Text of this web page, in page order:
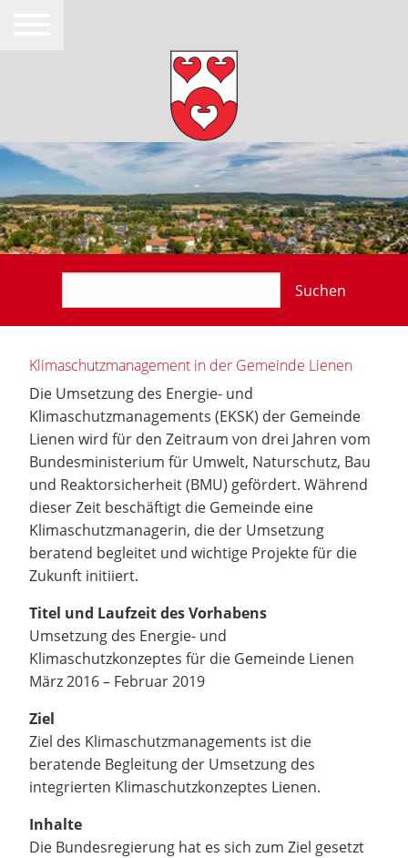
Suchen
Klimaschutzmanagement in der Gemeinde Lienen
Die Umsetzung des Energie- und
Klimaschutzmanagements (EKSK) der Gemeinde
Lienen wird für den Zeitraum von drei Jahren vom
Bundesministerium für Umwelt, Naturschutz, Bau
und Reaktorsicherheit (BMU) gefördert. Während
dieser Zeit beschäftigt die Gemeinde eine
Klimaschutzmanagerin, die der Umsetzung
beratend begleitet und wichtige Projekte für die
Zukunft initiiert.
Titel und Laufzeit des Vorhabens
Umsetzung des Energie- und
Klimaschutzkonzeptes für die Gemeinde Lienen
März 2016 – Februar 2019
Ziel
Ziel des Klimaschutzmanagements ist die
beratende Begleitung der Umsetzung des
integrierten Klimaschutzkonzeptes Lienen.
Inhalte
Die Bundesregierung hat es sich zum Ziel gesetzt